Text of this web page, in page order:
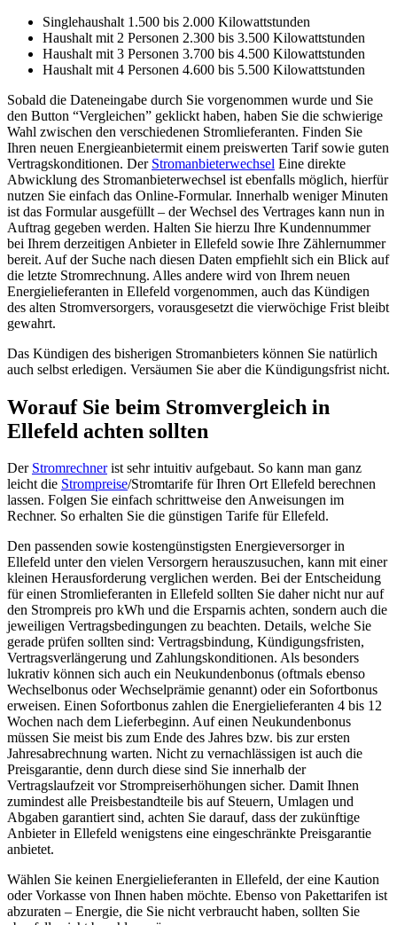
Singlehaushalt 1.500 bis 2.000 Kilowattstunden
Haushalt mit 2 Personen 2.300 bis 3.500 Kilowattstunden
Haushalt mit 3 Personen 3.700 bis 4.500 Kilowattstunden
Haushalt mit 4 Personen 4.600 bis 5.500 Kilowattstunden
Sobald die Dateneingabe durch Sie vorgenommen wurde und Sie
den Button “Vergleichen” geklickt haben, haben Sie die schwierige
Wahl zwischen den verschiedenen Stromlieferanten. Finden Sie
Ihren neuen Energieanbietermit einem preiswerten Tarif sowie guten
Vertragskonditionen. Der Stromanbieterwechsel Eine direkte
Abwicklung des Stromanbieterwechsel ist ebenfalls möglich, hierfür
nutzen Sie einfach das Online-Formular. Innerhalb weniger Minuten
ist das Formular ausgefüllt – der Wechsel des Vertrages kann nun in
Auftrag gegeben werden. Halten Sie hierzu Ihre Kundennummer
bei Ihrem derzeitigen Anbieter in Ellefeld sowie Ihre Zählernummer
bereit. Auf der Suche nach diesen Daten empfiehlt sich ein Blick auf
die letzte Stromrechnung. Alles andere wird von Ihrem neuen
Energielieferanten in Ellefeld vorgenommen, auch das Kündigen
des alten Stromversorgers, vorausgesetzt die vierwöchige Frist bleibt
gewahrt.
Das Kündigen des bisherigen Stromanbieters können Sie natürlich
auch selbst erledigen. Versäumen Sie aber die Kündigungsfrist nicht.
Worauf Sie beim Stromvergleich in
Ellefeld achten sollten
Der Stromrechnerist sehr intuitiv aufgebaut. So kann man ganz
leicht die Strompreise/Stromtarife für Ihren Ort Ellefeld berechnen
lassen. Folgen Sie einfach schrittweise den Anweisungen im
Rechner. So erhalten Sie die günstigen Tarife für Ellefeld.
Den passenden sowie kostengünstigsten Energieversorger in
Ellefeld unter den vielen Versorgern herauszusuchen, kann mit einer
kleinen Herausforderung verglichen werden. Bei der Entscheidung
für einen Stromlieferanten in Ellefeld sollten Sie daher nicht nur auf
den Strompreis pro kWh und die Ersparnis achten, sondern auch die
jeweiligen Vertragsbedingungen zu beachten. Details, welche Sie
gerade prüfen sollten sind: Vertragsbindung, Kündigungsfristen,
Vertragsverlängerung und Zahlungskonditionen. Als besonders
lukrativ können sich auch ein Neukundenbonus (oftmals ebenso
Wechselbonus oder Wechselprämie genannt) oder ein Sofortbonus
erweisen. Einen Sofortbonus zahlen die Energielieferanten 4 bis 12
Wochen nach dem Lieferbeginn. Auf einen Neukundenbonus
müssen Sie meist bis zum Ende des Jahres bzw. bis zur ersten
Jahresabrechnung warten. Nicht zu vernachlässigen ist auch die
Preisgarantie, denn durch diese sind Sie innerhalb der
Vertragslaufzeit vor Strompreiserhöhungen sicher. Damit Ihnen
zumindest alle Preisbestandteile bis auf Steuern, Umlagen und
Abgaben garantiert sind, achten Sie darauf, dass der zukünftige
Anbieter in Ellefeld wenigstens eine eingeschränkte Preisgarantie
anbietet.
Wählen Sie keinen Energielieferanten in Ellefeld, der eine Kaution
oder Vorkasse von Ihnen haben möchte. Ebenso von Pakettarifen ist
abzuraten – Energie, die Sie nicht verbraucht haben, sollten Sie